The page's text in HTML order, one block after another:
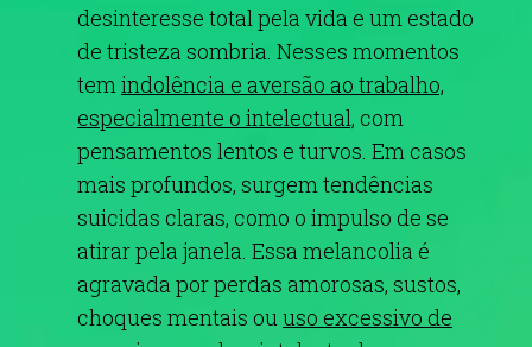
desinteresse total pela vida e um estado
de tristeza sombria. Nesses momentos
temindolência e aversão ao trabalho,
especialmente o intelectual, com
pensamentos lentos e turvos. Em casos
mais profundos, surgem tendências
suicidas claras, como o impulso de se
atirar pela janela. Essa melancolia é
agravada por perdas amorosas, sustos,
choques mentais ouuso excessivo de